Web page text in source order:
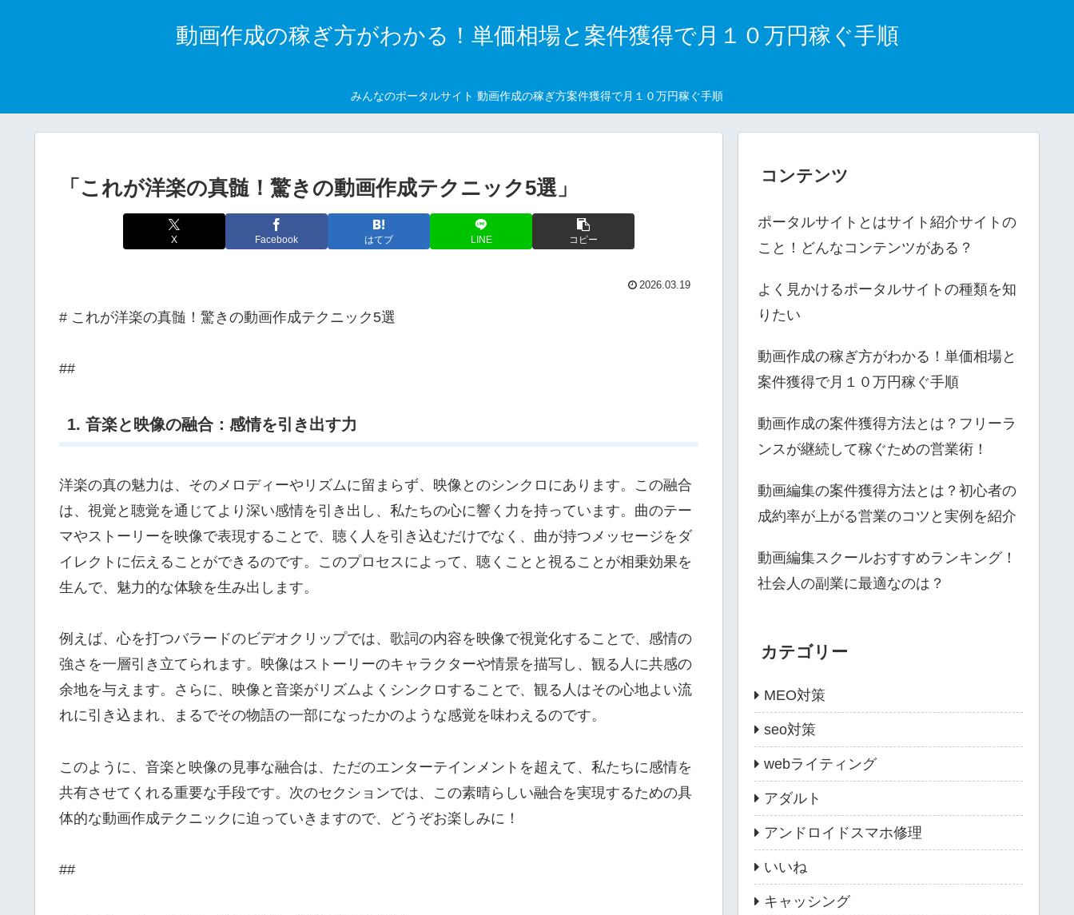
動画作成の稼ぎ方がわかる！単価相場と案件獲得で月１０万円稼ぐ手順
みんなのポータルサイト 動画作成の稼ぎ方案件獲得で月１０万円稼ぐ手順
「これが洋楽の真髄！驚きの動画作成テクニック5選」
X Facebook はてブ LINE コピー
2026.03.19
# これが洋楽の真髄！驚きの動画作成テクニック5選
##
1. 音楽と映像の融合：感情を引き出す力
洋楽の真の魅力は、そのメロディーやリズムに留まらず、映像とのシンクロにあります。この融合
は、視覚と聴覚を通じてより深い感情を引き出し、私たちの心に響く力を持っています。曲のテー
マやストーリーを映像で表現することで、聴く人を引き込むだけでなく、曲が持つメッセージをダ
イレクトに伝えることができるのです。このプロセスによって、聴くことと視ることが相乗効果を
生んで、魅力的な体験を生み出します。
例えば、心を打つバラードのビデオクリップでは、歌詞の内容を映像で視覚化することで、感情の
強さを一層引き立てられます。映像はストーリーのキャラクターや情景を描写し、観る人に共感の
余地を与えます。さらに、映像と音楽がリズムよくシンクロすることで、観る人はその心地よい流
れに引き込まれ、まるでその物語の一部になったかのような感覚を味わえるのです。
このように、音楽と映像の見事な融合は、ただのエンターテインメントを超えて、私たちに感情を
共有させてくれる重要な手段です。次のセクションでは、この素晴らしい融合を実現するための具
体的な動画作成テクニックに迫っていきますので、どうぞお楽しみに！
##
コンテンツ
ポータルサイトとはサイト紹介サイトの
こと！どんなコンテンツがある？
よく見かけるポータルサイトの種類を知
りたい
動画作成の稼ぎ方がわかる！単価相場と
案件獲得で月１０万円稼ぐ手順
動画作成の案件獲得方法とは？フリーラ
ンスが継続して稼ぐための営業術！
動画編集の案件獲得方法とは？初心者の
成約率が上がる営業のコツと実例を紹介
動画編集スクールおすすめランキング！
社会人の副業に最適なのは？
カテゴリー
MEO対策
seo対策
webライティング
アダルト
アンドロイドスマホ修理
いいね
キャッシング